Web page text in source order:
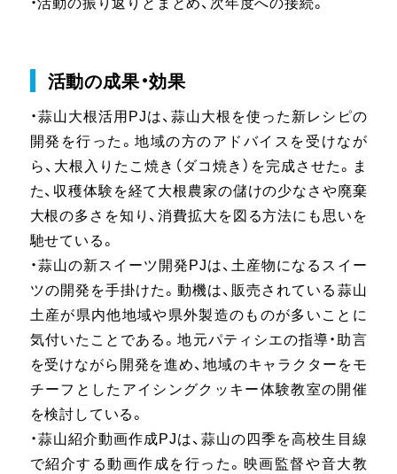
活動の成果・効果
・蒜山大根活用PJは、蒜山大根を使った新レシピの
開発を行った。地域の方のアドバイスを受けなが
ら、大根入りたこ焼き（ダコ焼き）を完成させた。ま
た、収穫体験を経て大根農家の儲けの少なさや廃棄
大根の多さを知り、消費拡大を図る方法にも思いを
馳せている。
・蒜山の新スイーツ開発PJは、土産物になるスイー
ツの開発を手掛けた。動機は、販売されている蒜山
土産が県内他地域や県外製造のものが多いことに
気付いたことである。地元パティシエの指導・助言
を受けながら開発を進め、地域のキャラクターをモ
チーフとしたアイシングクッキー体験教室の開催
を検討している。
・蒜山紹介動画作成PJは、蒜山の四季を高校生目線
で紹介する動画作成を行った。映画監督や音大教